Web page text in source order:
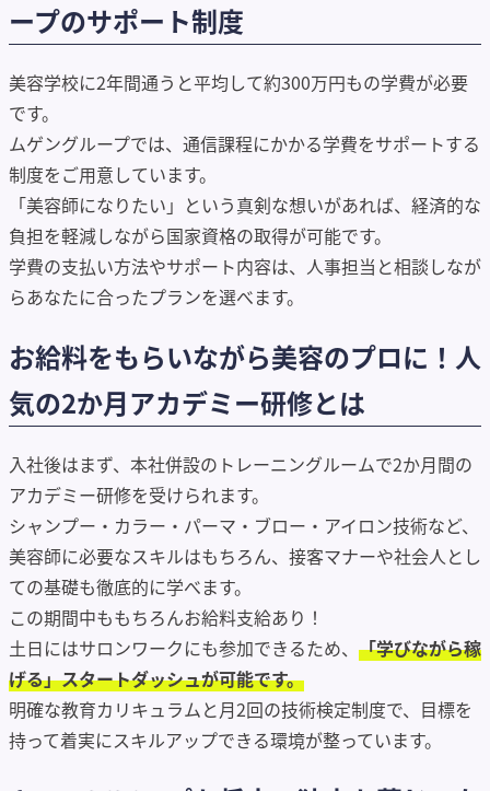
ープのサポート制度
美容学校に2年間通うと平均して約300万円もの学費が必要
です。
ムゲングループでは、通信課程にかかる学費をサポートする
制度をご用意しています。
「美容師になりたい」という真剣な想いがあれば、経済的な
負担を軽減しながら国家資格の取得が可能です。
学費の支払い方法やサポート内容は、人事担当と相談しなが
らあなたに合ったプランを選べます。
お給料をもらいながら美容のプロに！人
気の2か月アカデミー研修とは
入社後はまず、本社併設のトレーニングルームで2か月間の
アカデミー研修を受けられます。
シャンプー・カラー・パーマ・ブロー・アイロン技術など、
美容師に必要なスキルはもちろん、接客マナーや社会人とし
ての基礎も徹底的に学べます。
この期間中ももちろんお給料支給あり！
土日にはサロンワークにも参加できるため、 「学びながら稼
げる」スタートダッシュが可能です。
明確な教育カリキュラムと月2回の技術検定制度で、目標を
持って着実にスキルアップできる環境が整っています。